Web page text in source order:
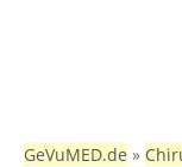
GeVuMED.de »